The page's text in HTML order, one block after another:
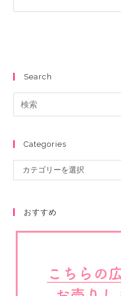
Search
Categories
カテゴリーを選択
おすすめ